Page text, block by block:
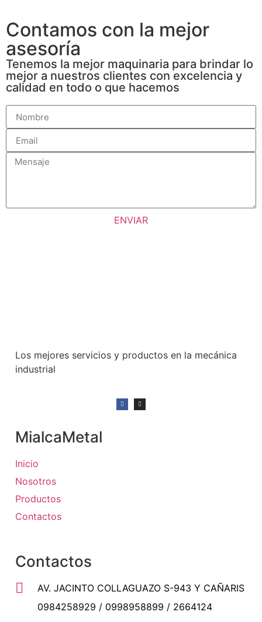
Contamos con la mejor
asesoría
Tenemos la mejor maquinaria para brindar lo
mejor a nuestros clientes con excelencia y
calidad en todo o que hacemos
ENVIAR
Los mejores servicios y productos en la mecánica
industrial
MialcaMetal
Inicio
Nosotros
Productos
Contactos
Contactos
AV. JACINTO COLLAGUAZO S-943 Y CAÑARIS
0984258929 / 0998958899 / 2664124